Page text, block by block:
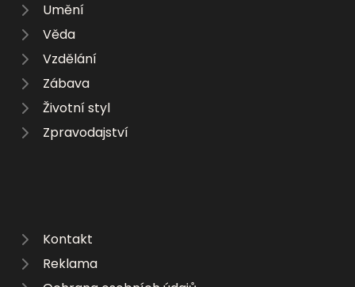
Umění
Věda
Vzdělání
Zábava
Životní styl
Zpravodajství
Kontakt
Reklama